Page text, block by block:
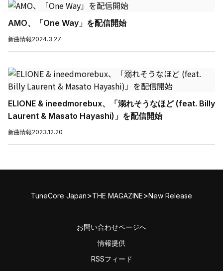
AMO、「One Way」を配信開始
新曲情報2024.3.27
ELIONE & ineedmorebux、「溺れそうなほど (feat. Billy
Laurent & Masato Hayashi)」を配信開始
新曲情報2023.12.20
TuneCore Japan>THE MAGAZINE>New Release
お問い合わせページへ
情報提供
RSSフィード